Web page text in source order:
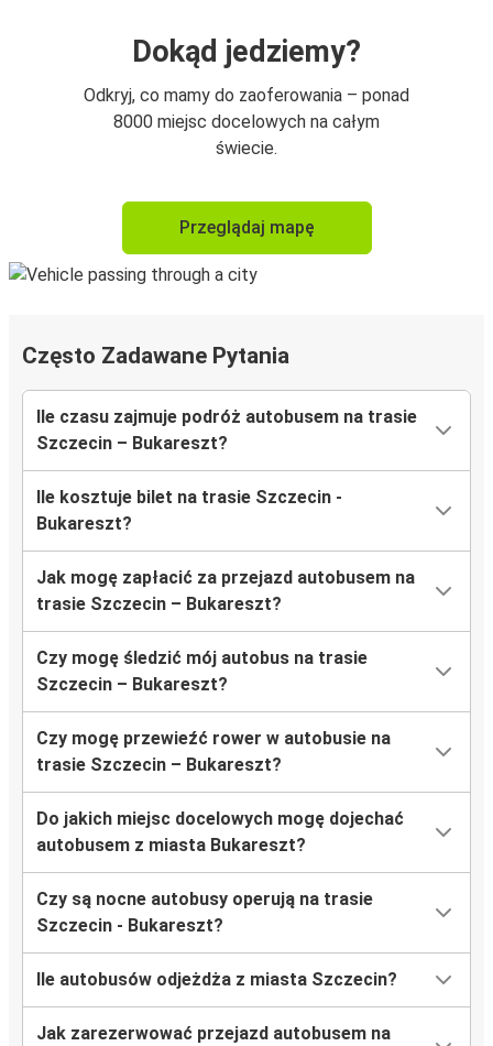
Dokąd jedziemy?
Odkryj, co mamy do zaoferowania – ponad
8000 miejsc docelowych na całym
świecie.
Przeglądaj mapę
Często Zadawane Pytania
Ile czasu zajmuje podróż autobusem na trasie
Szczecin – Bukareszt?
Ile kosztuje bilet na trasie Szczecin -
Bukareszt?
Jak mogę zapłacić za przejazd autobusem na
trasie Szczecin – Bukareszt?
Czy mogę śledzić mój autobus na trasie
Szczecin – Bukareszt?
Czy mogę przewieźć rower w autobusie na
trasie Szczecin – Bukareszt?
Do jakich miejsc docelowych mogę dojechać
autobusem z miasta Bukareszt?
Czy są nocne autobusy operują na trasie
Szczecin - Bukareszt?
Ile autobusów odjeżdża z miasta Szczecin?
Jak zarezerwować przejazd autobusem na